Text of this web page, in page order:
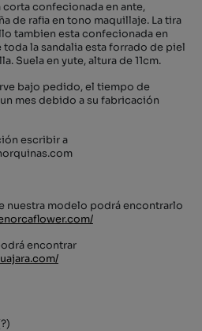
corta confecionada en ante,
de rafia en tono maquillaje. La tira
tambien esta confecionada en
toda la sandalia esta forrado de piel
Suela en yute, altura de 11cm.
bajo pedido, el tiempo de
mes debido a su fabricación
escribir a
nuestra modelo podrá encontrarlo
encontrar